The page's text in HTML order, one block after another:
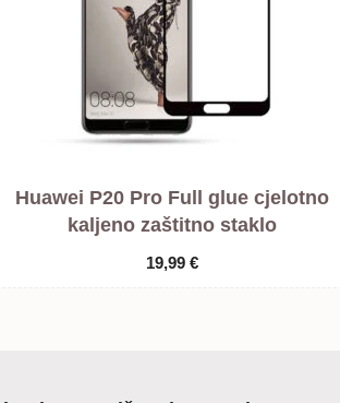
Huawei P20 Pro Full glue cjelotno
kaljeno zaštitno staklo
19,99 €